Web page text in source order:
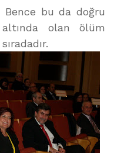
Bence bu da doğru
olan ölüm